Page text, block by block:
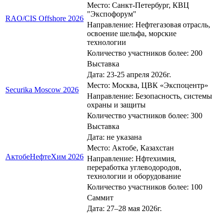
RAO/CIS Offshore 2026
Место: Санкт-Петербург, КВЦ
"Экспофорум"
Направление: Нефтегазовая отрасль,
освоение шельфа, морские
технологии
Количество участников более: 200
Securika Moscow 2026
Выставка
Дата: 23-25 апреля 2026г.
Место: Москва, ЦВК «Экспоцентр»
Направление: Безопасность, системы
охраны и защиты
Количество участников более: 300
АктобеНефтеХим 2026
Выставка
Дата: не указана
Место: Актобе, Казахстан
Направление: Нфтехимия,
переработка углеводородов,
технологии и оборудование
Количество участников более: 100
Саммит
Дата: 27–28 мая 2026г.